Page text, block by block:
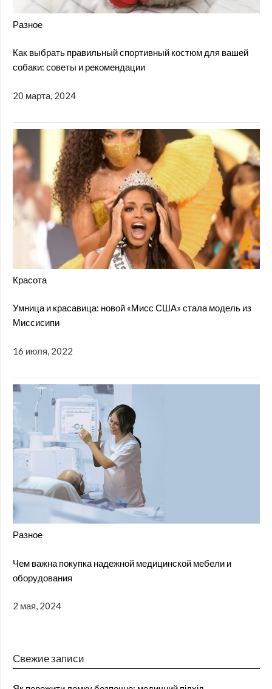
Разное
Как выбрать правильный спортивный костюм для вашей
собаки: советы и рекомендации
20 марта, 2024
Красота
Умница и красавица: новой «Мисс США» стала модель из
Миссисипи
16 июля, 2022
Разное
Чем важна покупка надежной медицинской мебели и
оборудования
2 мая, 2024
Свежие записи